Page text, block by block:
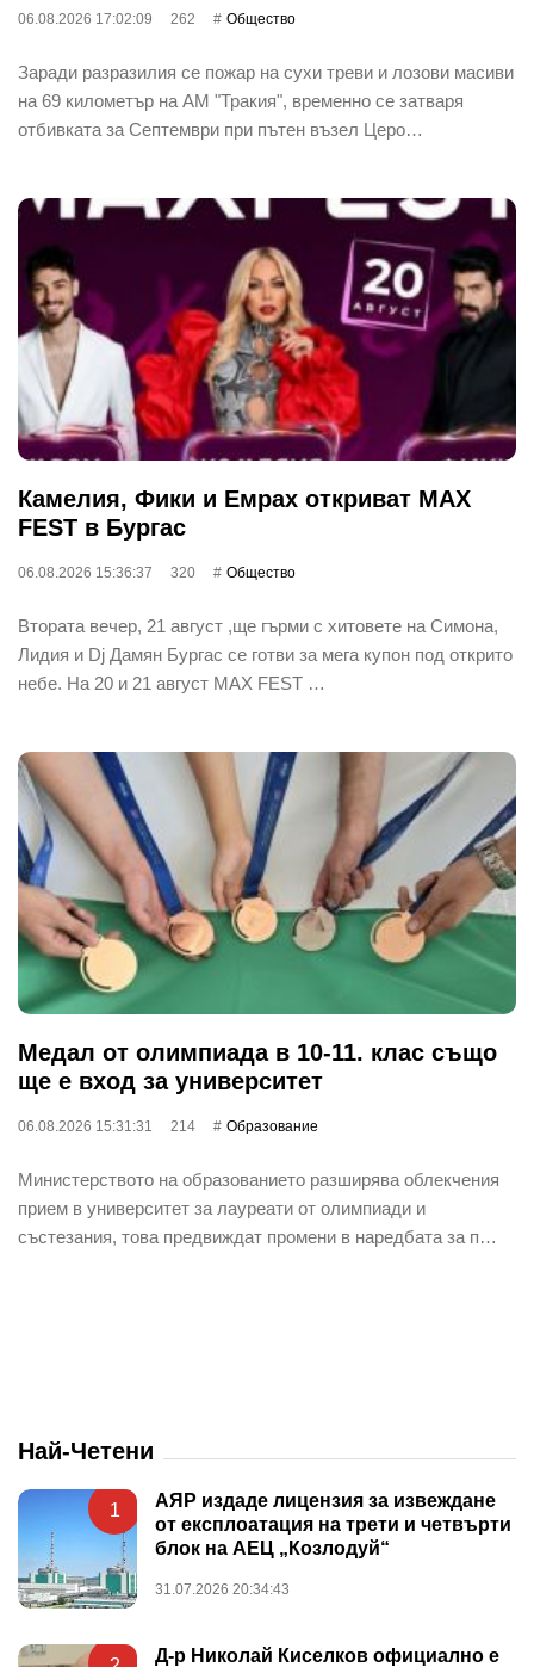
06.08.2026 17:02:09 262 Общество
Заради разразилия се пожар на сухи треви и лозови масиви
на 69 километър на АМ "Тракия", временно се затваря
отбивката за Септември при пътен възел Церо…
Камелия, Фики и Емрах откриват MAX
FEST в Бургас
06.08.2026 15:36:37 320 Общество
Втората вечер, 21 август ,ще гърми с хитовете на Симона,
Лидия и Dj Дамян Бургас се готви за мега купон под открито
небе. На 20 и 21 август MAX FEST …
Медал от олимпиада в 10-11. клас също
ще е вход за университет
06.08.2026 15:31:31 214 Oбразование
Министерството на образованието разширява облекчения
прием в университет за лауреати от олимпиади и
състезания, това предвиждат промени в наредбата за п…
Най-Четени
1
АЯР издаде лицензия за извеждане
от експлоатация на трети и четвърти
блок на АЕЦ „Козлодуй“
31.07.2026 20:34:43
Д-р Николай Киселков официално е